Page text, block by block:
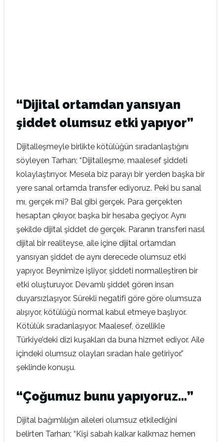
“Dijital ortamdan yansıyan
şiddet olumsuz etki yapıyor”
Dijitalleşmeyle birlikte kötülüğün sıradanlaştığını
söyleyen Tarhan; “Dijitalleşme, maalesef şiddeti
kolaylaştırıyor. Mesela biz parayı bir yerden başka bir
yere sanal ortamda transfer ediyoruz. Peki bu sanal
mı, gerçek mi? Bal gibi gerçek. Para gerçekten
hesaptan çıkıyor, başka bir hesaba geçiyor. Aynı
şekilde dijital şiddet de gerçek. Paranın transferi nasıl
dijital bir realiteyse, aile içine dijital ortamdan
yansıyan şiddet de aynı derecede olumsuz etki
yapıyor. Beynimize işliyor, şiddeti normalleştiren bir
etki oluşturuyor. Devamlı şiddet gören insan
duyarsızlaşıyor. Sürekli negatifi göre göre olumsuza
alışıyor, kötülüğü normal kabul etmeye başlıyor.
Kötülük sıradanlaşıyor. Maalesef, özellikle
Türkiye’deki dizi kuşakları da buna hizmet ediyor. Aile
içindeki olumsuz olayları sıradan hale getiriyor.”
şeklinde konuşu.
“Çoğumuz bunu yapıyoruz…”
Dijital bağımlılığın aileleri olumsuz etkilediğini
belirten Tarhan; “Kişi sabah kalkar kalkmaz hemen